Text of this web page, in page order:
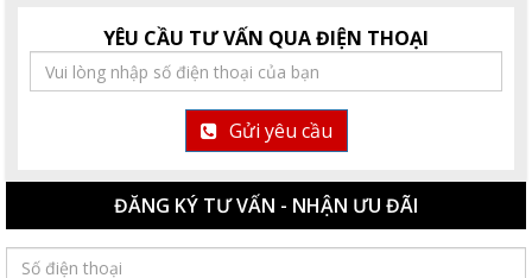
YÊU CẦU TƯ VẤN QUA ĐIỆN THOẠI
Gửi yêu cầu
ĐĂNG KÝ TƯ VẤN - NHẬN ƯU ĐÃI